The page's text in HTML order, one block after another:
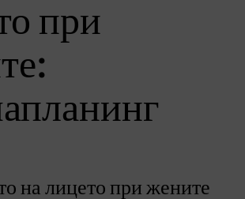
при
на лицето при жените